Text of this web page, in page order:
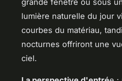
lumière naturelle du jour
courbes du matériau,
nocturnes offriront une
ciel.